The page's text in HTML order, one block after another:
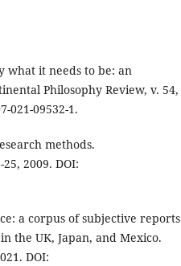
what it needs to be: an
Philosophy Review, v. 54,
021-09532-1.
methods.
2009. DOI:
a corpus of subjective reports
the UK, Japan, and Mexico.
DOI: